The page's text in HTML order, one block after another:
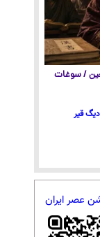
چین / سوغات
دیگ قیر
عصر ایران